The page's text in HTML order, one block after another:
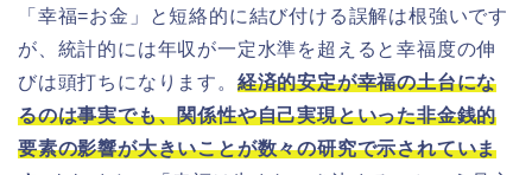
「幸福=お金」と短絡的に結び付ける誤解は根強いです
が、統計的には年収が一定水準を超えると幸福度の伸
びは頭打ちになります。 経済的安定が幸福の土台にな
るのは事実でも、関係性や自己実現といった非金銭的
要素の影響が大きいことが数々の研究で示されていま